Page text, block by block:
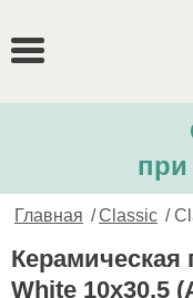
при
Главная /Classic /
Керамическая
White 10x30,5